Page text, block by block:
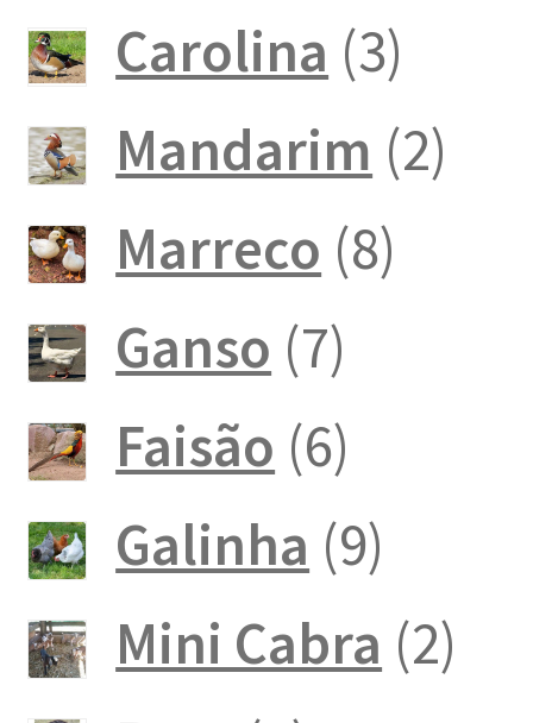
produto
Carolina 33
Mandarim 22
Marreco 88
Ganso 77
Faisão 66
Galinha 99
Mini Cabra 22